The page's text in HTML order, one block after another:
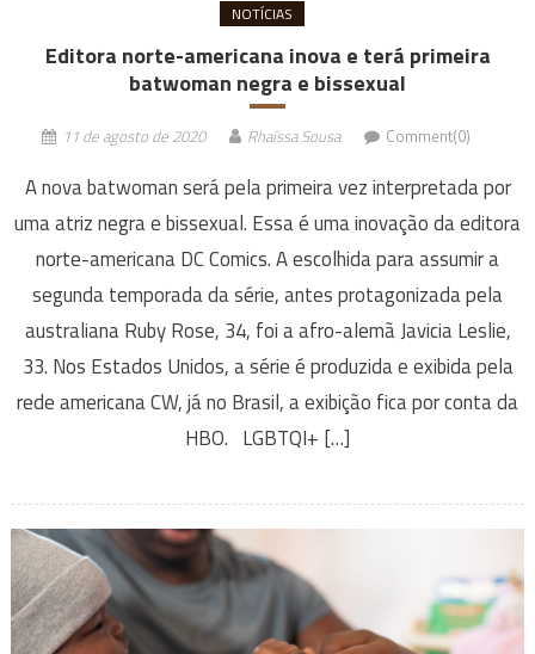
NOTÍCIAS
Editora norte-americana inova e terá primeira
batwoman negra e bissexual
11 de agosto de 2020 Rhaíssa Sousa Comment(0)
A nova batwoman será pela primeira vez interpretada por
uma atriz negra e bissexual. Essa é uma inovação da editora
norte-americana DC Comics. A escolhida para assumir a
segunda temporada da série, antes protagonizada pela
australiana Ruby Rose, 34, foi a afro-alemã Javicia Leslie,
33. Nos Estados Unidos, a série é produzida e exibida pela
rede americana CW, já no Brasil, a exibição fica por conta da
HBO. LGBTQI+ […]